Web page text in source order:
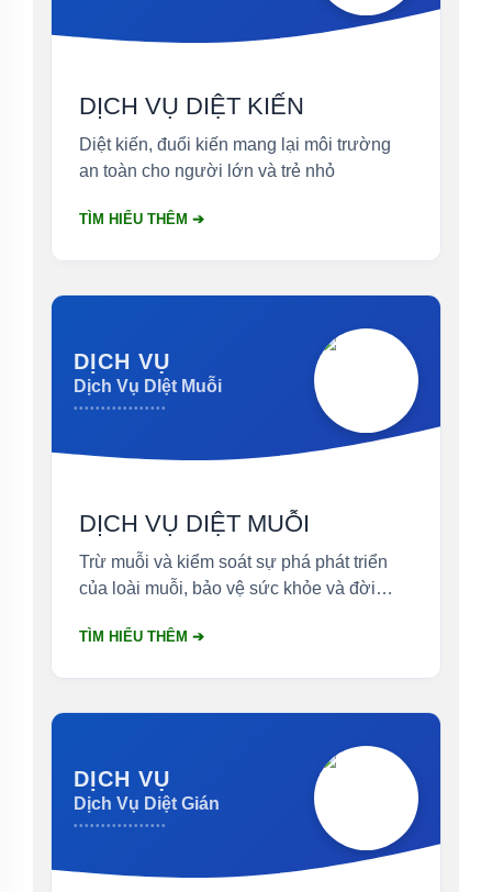
DỊCH VỤ DIỆT KIẾN
Diệt kiến, đuổi kiến mang lại môi trường
an toàn cho người lớn và trẻ nhỏ
TÌM HIỂU THÊM ➔
DỊCH VỤ
Dịch Vụ DIệt Muỗi
•••••••••••••••••
DỊCH VỤ DIỆT MUỖI
Trừ muỗi và kiểm soát sự phá phát triển
của loài muỗi, bảo vệ sức khỏe và đời
TÌM HIỂU THÊM ➔
DỊCH VỤ
Dịch Vụ Diệt Gián
•••••••••••••••••